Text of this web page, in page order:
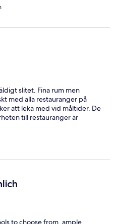
slitet. Fina rum men
med alla restauranger på
att leka med vid måltider. De
till restauranger är
to choose from, ample